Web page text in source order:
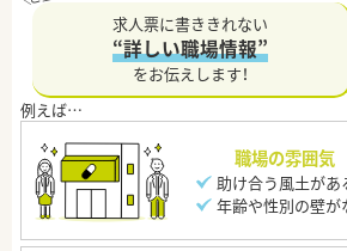
求人票に書ききれない
“詳しい職場情報”
をお伝えします！
職場の雰囲気
助け合う風土があ
年齢や性別の壁が